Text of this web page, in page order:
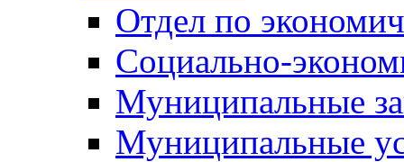
Отдел по
Социально-
Муниципальные
Муниципальные